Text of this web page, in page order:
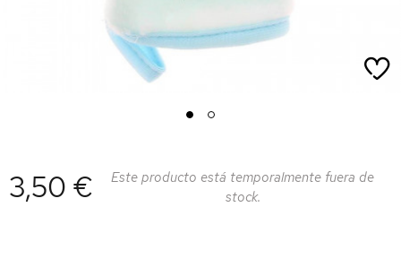
1 2
3,50 €
Este producto está temporalmente fuera de
stock.